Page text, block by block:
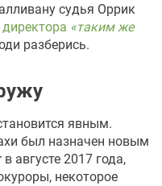
судья Оррик
«таким же
разберись.
явным.
был назначен новым
августе 2017 года,
некоторое